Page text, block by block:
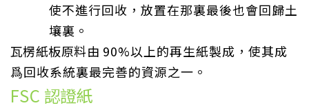
使不進行回收，放置在那裏最後也會回歸土
壤裏。
瓦楞紙板原料由 90%以上的再生紙製成，使其成
爲回收系統裏最完善的資源之一。
FSC 認證紙